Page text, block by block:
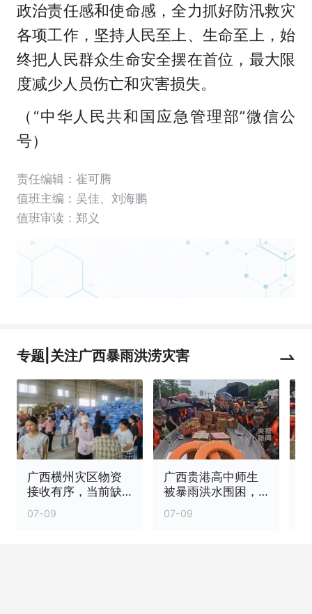
政治责任感和使命感，全力抓好防汛救灾
各项工作，坚持人民至上、生命至上，始
终把人民群众生命安全摆在首位，最大限
度减少人员伤亡和灾害损失。
（“中华人民共和国应急管理部”微信公
号）
责任编辑：崔可腾
值班主编： 吴佳、 刘海鹏
值班审读：郑义
专题|关注广西暴雨洪涝灾害
广西横州灾区物资
接收有序，当前缺
口集中在母婴用品
及消杀品类
07-09
广西贵港高中师生
被暴雨洪水围困，
解放军携物资紧急
救援
07-09